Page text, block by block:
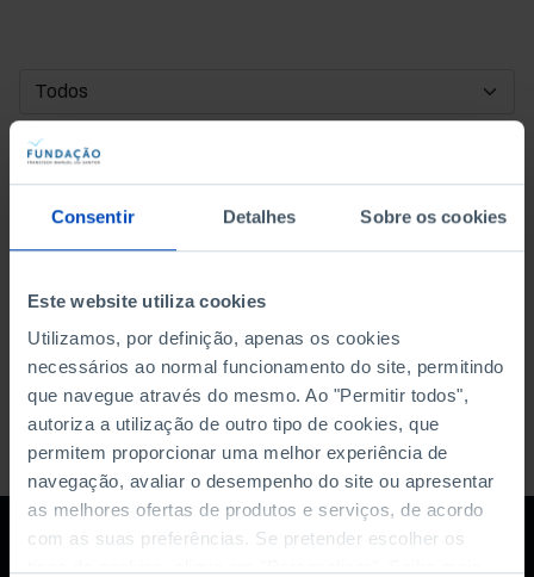
Consentir Detalhes Sobre os cookies
Este website utiliza cookies
Utilizamos, por definição, apenas os cookies
necessários ao normal funcionamento do site, permitindo
que navegue através do mesmo. Ao "Permitir todos",
autoriza a utilização de outro tipo de cookies, que
permitem proporcionar uma melhor experiência de
navegação, avaliar o desempenho do site ou apresentar
as melhores ofertas de produtos e serviços, de acordo
com as suas preferências. Se pretender escolher os
DATA DE INÍCIO
DATA DE FIM